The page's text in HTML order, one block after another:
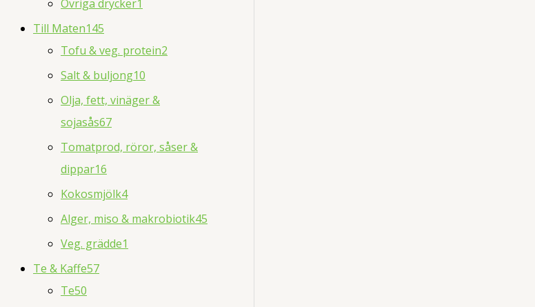
Övriga drycker1
Till Maten145
Tofu & veg. protein2
Salt & buljong10
Olja, fett, vinäger &
sojasås67
Tomatprod, röror, såser &
dippar16
Kokosmjölk4
Alger, miso & makrobiotik45
Veg. grädde1
Te & Kaffe57
Te50